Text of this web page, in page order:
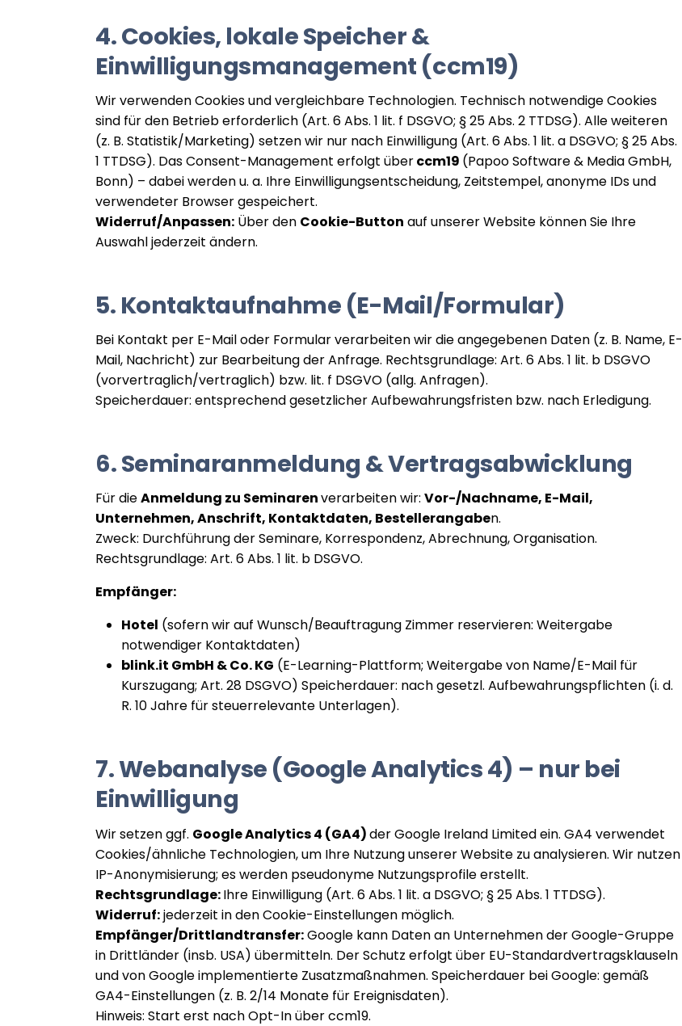
4. Cookies, lokale Speicher &
Einwilligungsmanagement (ccm19)
Wir verwenden Cookies und vergleichbare Technologien. Technisch notwendige Cookies
sind für den Betrieb erforderlich (Art. 6 Abs. 1 lit. f DSGVO; § 25 Abs. 2 TTDSG). Alle weiteren
(z. B. Statistik/Marketing) setzen wir nur nach Einwilligung (Art. 6 Abs. 1 lit. a DSGVO; § 25 Abs.
1 TTDSG). Das Consent-Management erfolgt überccm19 (Papoo Software & Media GmbH,
Bonn) – dabei werden u. a. Ihre Einwilligungsentscheidung, Zeitstempel, anonyme IDs und
verwendeter Browser gespeichert.
Widerruf/Anpassen: Über den Cookie-Button auf unserer Website können Sie Ihre
Auswahl jederzeit ändern.
5. Kontaktaufnahme (E-Mail/Formular)
Bei Kontakt per E-Mail oder Formular verarbeiten wir die angegebenen Daten (z. B. Name, E-
Mail, Nachricht) zur Bearbeitung der Anfrage. Rechtsgrundlage: Art. 6 Abs. 1 lit. b DSGVO
(vorvertraglich/vertraglich) bzw. lit. f DSGVO (allg. Anfragen).
Speicherdauer: entsprechend gesetzlicher Aufbewahrungsfristen bzw. nach Erledigung.
6. Seminaranmeldung & Vertragsabwicklung
Für dieAnmeldung zu Seminarenverarbeiten wir: Vor-/Nachname, E-Mail,
Unternehmen, Anschrift, Kontaktdaten, Bestellerangaben.
Zweck: Durchführung der Seminare, Korrespondenz, Abrechnung, Organisation.
Rechtsgrundlage: Art. 6 Abs. 1 lit. b DSGVO.
Empfänger:
Hotel (sofern wir auf Wunsch/Beauftragung Zimmer reservieren: Weitergabe
notwendiger Kontaktdaten)
blink.it GmbH & Co. KG (E-Learning-Plattform; Weitergabe von Name/E-Mail für
Kurszugang; Art. 28 DSGVO) Speicherdauer: nach gesetzl. Aufbewahrungspflichten (i. d.
R. 10 Jahre für steuerrelevante Unterlagen).
7. Webanalyse (Google Analytics 4) – nur bei
Einwilligung
Wir setzen ggf. Google Analytics 4 (GA4)der Google Ireland Limited ein. GA4 verwendet
Cookies/ähnliche Technologien, um Ihre Nutzung unserer Website zu analysieren. Wir nutzen
IP-Anonymisierung; es werden pseudonyme Nutzungsprofile erstellt.
Rechtsgrundlage:Ihre Einwilligung (Art. 6 Abs. 1 lit. a DSGVO; § 25 Abs. 1 TTDSG).
Widerruf:jederzeit in den Cookie-Einstellungen möglich.
Empfänger/Drittlandtransfer:Google kann Daten an Unternehmen der Google-Gruppe
in Drittländer (insb. USA) übermitteln. Der Schutz erfolgt über EU-Standardvertragsklauseln
und von Google implementierte Zusatzmaßnahmen. Speicherdauer bei Google: gemäß
GA4-Einstellungen (z. B. 2/14 Monate für Ereignisdaten).
Hinweis: Start erst nach Opt-In über ccm19.